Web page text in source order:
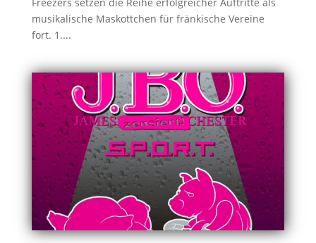
musikalische Maskottchen für fränkische Vereine
fort. 1....